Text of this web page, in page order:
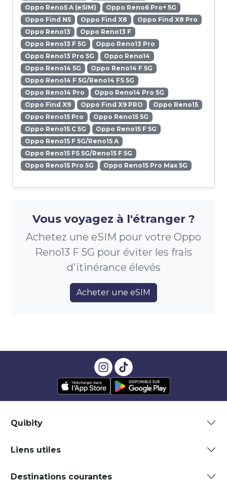
Oppo Reno5 A (eSIM)
Oppo Reno6 Pro+ 5G
Oppo Find N5
Oppo Find X8
Oppo Find X8 Pro
Oppo Reno13
Oppo Reno13 F
Oppo Reno13 F 5G
Oppo Reno13 Pro
Oppo Reno13 Pro 5G
Oppo Reno14
Oppo Reno14 5G
Oppo Reno14 F 5G
Oppo Reno14 F 5G/Reno14 FS 5G
Oppo Reno14 Pro
Oppo Reno14 Pro 5G
Oppo Find X9
Oppo Find X9 PRO
Oppo Reno15
Oppo Reno15 Pro
Oppo Reno15 5G
Oppo Reno15 C 5G
Oppo Reno15 F 5G
Oppo Reno15 F 5G/Reno15 A
Oppo Reno15 FS 5G/Reno15 F 5G
Oppo Reno15 Pro 5G
Oppo Reno15 Pro Max 5G
Vous voyagez à l'étranger ?
Achetez une eSIM pour votre Oppo
Reno13 F 5G pour éviter les frais
d'itinérance élevés
Acheter une eSIM
Quibity
Liens utiles
Destinations courantes